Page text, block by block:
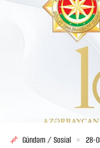
Gündəm / Sosial 28-